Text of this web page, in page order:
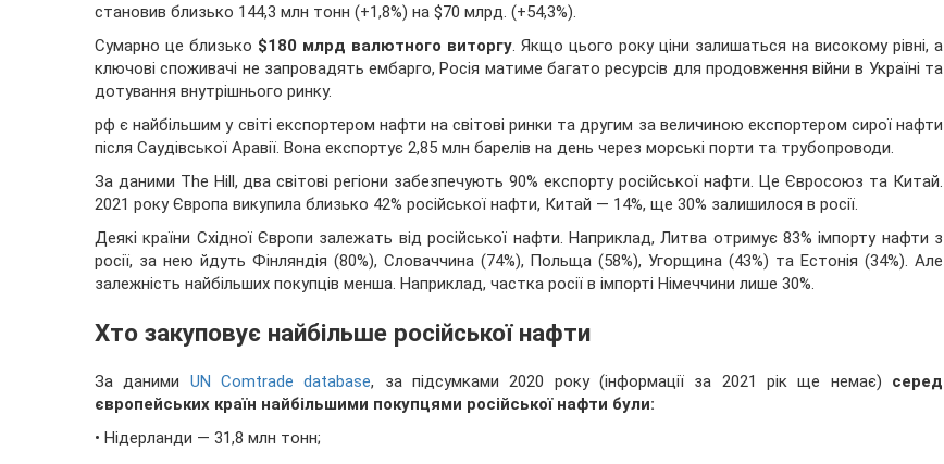
становив близько 144,3 млн тонн (+1,8%) на $70 млрд. (+54,3%).
Сумарно це близько $180 млрд валютного виторгу. Якщо цього року ціни залишаться на високому рівні, а
ключові споживачі не запровадять ембарго, Росія матиме багато ресурсів для продовження війни в Україні та
дотування внутрішнього ринку.
рф є найбільшим у світі експортером нафти на світові ринки та другим за величиною експортером сирої нафти
після Саудівської Аравії. Вона експортує 2,85 млн барелів на день через морські порти та трубопроводи.
За даними The Hill, два світові регіони забезпечують 90% експорту російської нафти. Це Євросоюз та Китай.
2021 року Європа викупила близько 42% російської нафти, Китай — 14%, ще 30% залишилося в росії.
Деякі країни Східної Європи залежать від російської нафти. Наприклад, Литва отримує 83% імпорту нафти з
росії, за нею йдуть Фінляндія (80%), Словаччина (74%), Польща (58%), Угорщина (43%) та Естонія (34%). Але
залежність найбільших покупців менша. Наприклад, частка росії в імпорті Німеччини лише 30%.
Хто закуповує найбільше російської нафти
За даними UN Comtrade database, за підсумками 2020 року (інформації за 2021 рік ще немає) серед
європейських країн найбільшими покупцями російської нафти були:
• Нідерланди — 31,8 млн тонн;